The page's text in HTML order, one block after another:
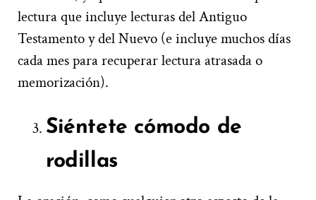
lectura que incluye lecturas del Antiguo
Testamento y del Nuevo (e incluye muchos días
cada mes para recuperar lectura atrasada o
memorización).
Siéntete cómodo de
rodillas